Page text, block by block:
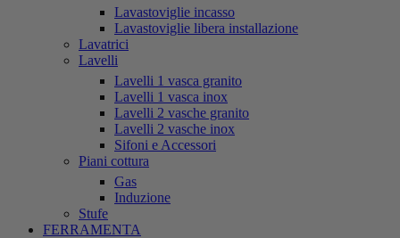
Lavastoviglie incasso
Lavastoviglie libera installazione
Lavatrici
Lavelli
Lavelli 1 vasca granito
Lavelli 1 vasca inox
Lavelli 2 vasche granito
Lavelli 2 vasche inox
Sifoni e Accessori
Piani cottura
Gas
Induzione
Stufe
FERRAMENTA